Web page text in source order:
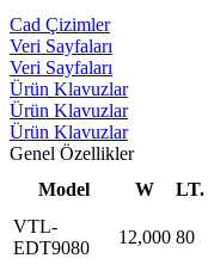
Cad Çizimler
Veri Sayfaları
Veri Sayfaları
Ürün Klavuzlar
Ürün Klavuzlar
Ürün Klavuzlar
Genel Özellikler
Model
W LT.
VTL-
EDT9080
12,000 80